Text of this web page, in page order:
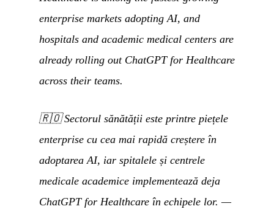
enterprise markets adopting AI, and
hospitals and academic medical centers are
already rolling out ChatGPT for Healthcare
across their teams.
🇷🇴Sectorul sănătății este printre piețele
enterprise cu cea mai rapidă creștere în
adoptarea AI, iar spitalele și centrele
medicale academice implementează deja
ChatGPT for Healthcare în echipele lor. —